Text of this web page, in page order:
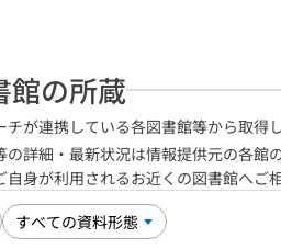
館の所蔵
が連携している各図書館等から取得
の詳細・最新状況は情報提供元の各
自身が利用されるお近くの図書館へご